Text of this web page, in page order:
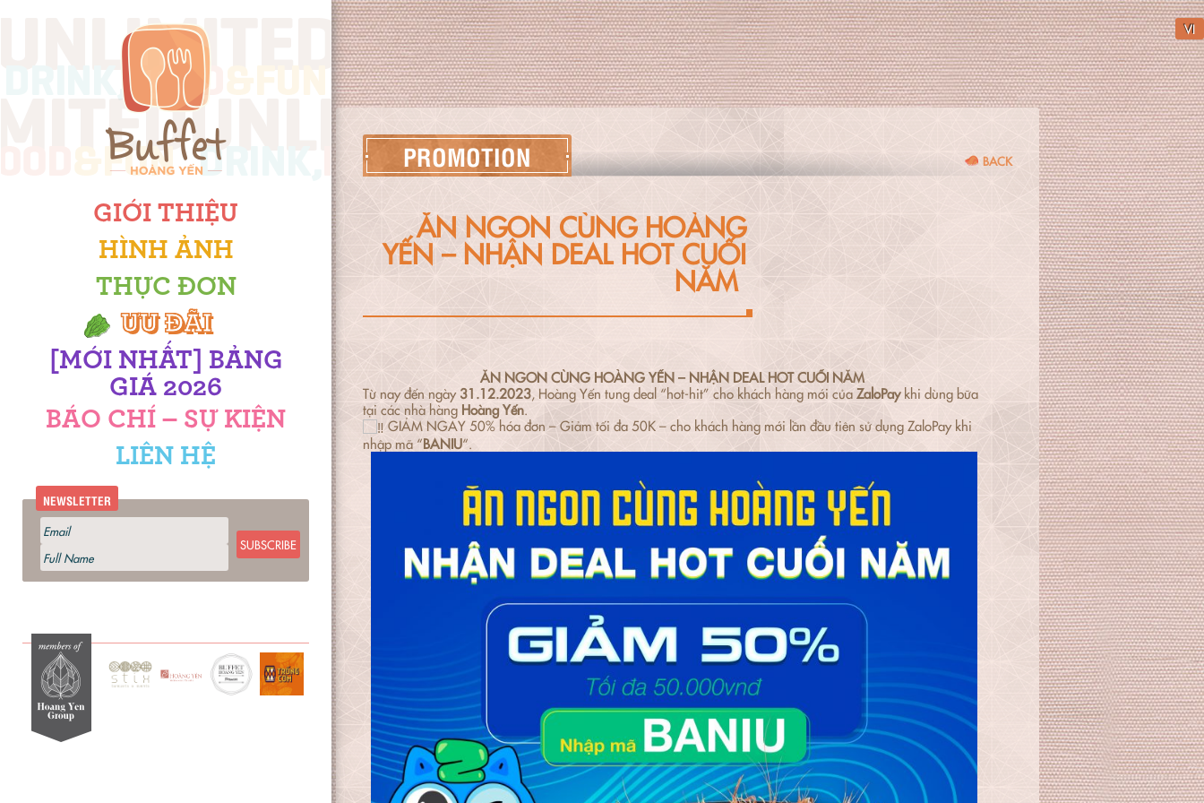
GIỚI THIỆU
HÌNH ẢNH
THỰC ĐƠN
ƯU ĐÃI
[MỚI NHẤT] BẢNG
GIÁ 2026
BÁO CHÍ – SỰ KIỆN
LIÊN HỆ
NEWSLETTER
SUBSCRIBE
VI
PROMOTION BACK
ĂN NGON CÙNG HOÀNG
YẾN – NHẬN DEAL HOT CUỐI
NĂM
ĂN NGON CÙNG HOÀNG YẾN – NHẬN DEAL HOT CUỐI NĂM
Từ nay đến ngày31.12.2023, Hoàng Yến tung deal “hot-hit” cho khách hàng mới củaZaloPaykhi dùng bữa
tại các nhà hàng Hoàng Yến.
GIẢM NGAY 50% hóa đơn – Giảm tối đa 50K – cho khách hàng mới lần đầu tiên sử dụng ZaloPay khi
nhập mã “BANIU“.